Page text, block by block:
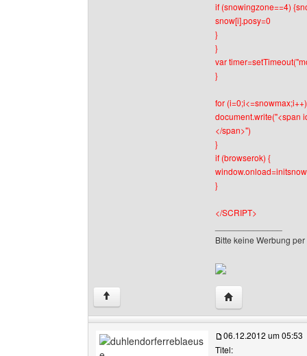
if (snowingzone==4)
snow[i].posy=0
}
}
var
}
for
document.write("<span
</span>")
}
if (browserok) {
window.onload=initsnow
}
</SCRIPT>
Bitte keine Werbung per
↑ Website dieses
06.12.2012 um 05:53
Titel: